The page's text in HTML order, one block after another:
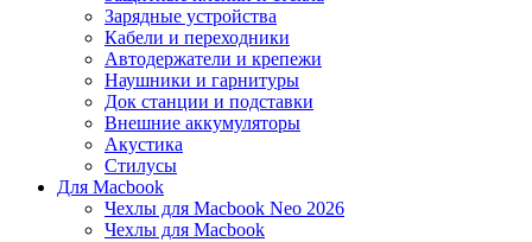
Зарядные устройства
Кабели и переходники
Автодержатели и крепежи
Наушники и гарнитуры
Док станции и подставки
Внешние аккумуляторы
Акустика
Стилусы
Для Macbook
Чехлы для Macbook Neo 2026
Чехлы для Macbook